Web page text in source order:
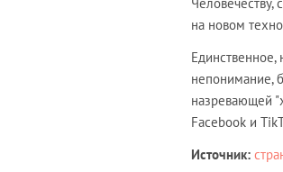
на новом
Единственное,
непонимание,
назревающей
Facebook и
Источник: